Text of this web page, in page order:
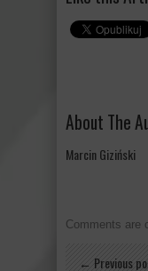
About The
Marcin Giziński
Comments are
← Previous